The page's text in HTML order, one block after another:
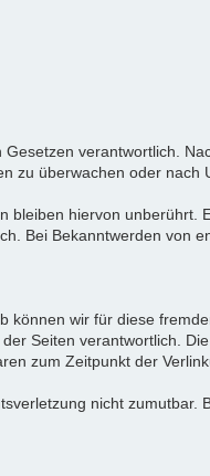
verantwortlich.
zu überwachen oder nach
bleiben hiervon unberührt.
Bei Bekanntwerden von
können wir für diese
Seiten verantwortlich.
zum Zeitpunkt der
nicht zumutbar.